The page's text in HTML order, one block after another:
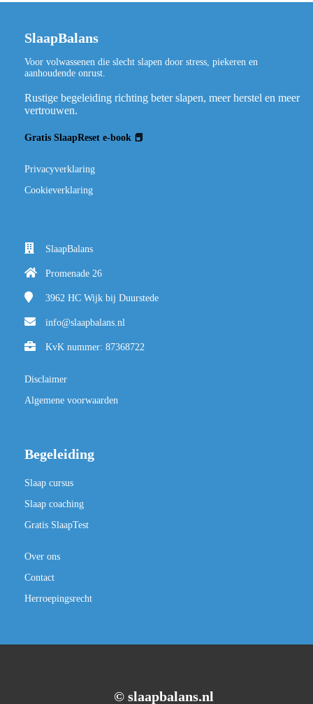
SlaapBalans
Voor volwassenen die slecht slapen door stress, piekeren en
aanhoudende onrust.
Rustige begeleiding richting beter slapen, meer herstel en meer
vertrouwen.
Gratis SlaapReset e-book 📕
Privacyverklaring
Cookieverklaring
SlaapBalans
Promenade 26
3962 HC Wijk bij Duurstede
info@slaapbalans.nl
KvK nummer: 87368722
Disclaimer
Algemene voorwaarden
Begeleiding
Slaap cursus
Slaap coaching
Gratis SlaapTest
Over ons
Contact
Herroepingsrecht
©️ slaapbalans.nl